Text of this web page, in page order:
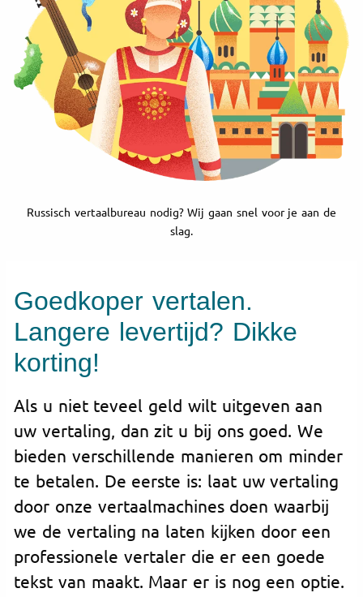
Russisch vertaalbureau nodig? Wij gaan snel voor je aan de
slag.
Goedkoper vertalen.
Langere levertijd? Dikke
korting!
Als u niet teveel geld wilt uitgeven aan
uw vertaling, dan zit u bij ons goed. We
bieden verschillende manieren om minder
te betalen. De eerste is: laat uw vertaling
door onze vertaalmachines doen waarbij
we de vertaling na laten kijken door een
professionele vertaler die er een goede
tekst van maakt. Maar er is nog een optie.